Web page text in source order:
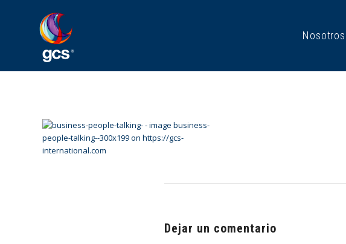
Nosotros
Dejar un comentario